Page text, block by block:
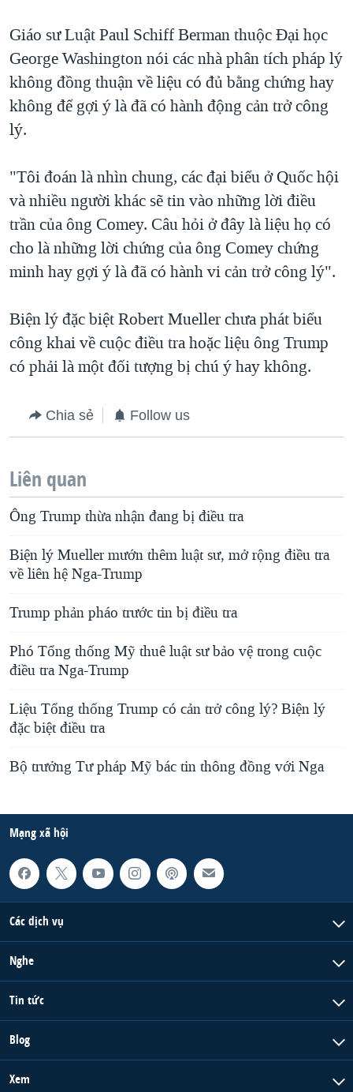
Giáo sư Luật Paul Schiff Berman thuộc Đại học
George Washington nói các nhà phân tích pháp lý
không đồng thuận về liệu có đủ bằng chứng hay
không để gợi ý là đã có hành động cản trở công
lý.
"Tôi đoán là nhìn chung, các đại biểu ở Quốc hội
và nhiều người khác sẽ tin vào những lời điều
trần của ông Comey. Câu hỏi ở đây là liệu họ có
cho là những lời chứng của ông Comey chứng
minh hay gợi ý là đã có hành vi cản trở công lý".
Biện lý đặc biệt Robert Mueller chưa phát biểu
công khai về cuộc điều tra hoặc liệu ông Trump
có phải là một đối tượng bị chú ý hay không.
Chia sẻ Follow us
Liên quan
Ông Trump thừa nhận đang bị điều tra
Biện lý Mueller mướn thêm luật sư, mở rộng điều tra
về liên hệ Nga-Trump
Trump phản pháo trước tin bị điều tra
Phó Tổng thống Mỹ thuê luật sư bảo vệ trong cuộc
điều tra Nga-Trump
Liệu Tổng thống Trump có cản trở công lý? Biện lý
đặc biệt điều tra
Bộ trưởng Tư pháp Mỹ bác tin thông đồng với Nga
Mạng xã hội
Các dịch vụ
Nghe
Tin tức
Blog
Xem